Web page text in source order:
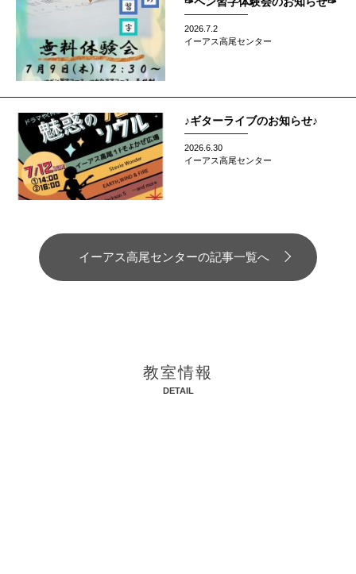
2026.7.2
イーアス高尾センター
♪ギターライブのお知らせ♪
2026.6.30
イーアス高尾センター
イーアス高尾センターの記事一覧へ
教室情報
DETAIL